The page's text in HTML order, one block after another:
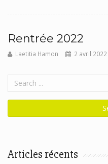
Rentrée 2022
Laetitia Hamon 2 avril 2022
Articles récents